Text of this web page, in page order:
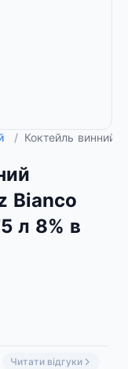
/ Коктейль винний
Bianco
л 8% в
Читати відгуки